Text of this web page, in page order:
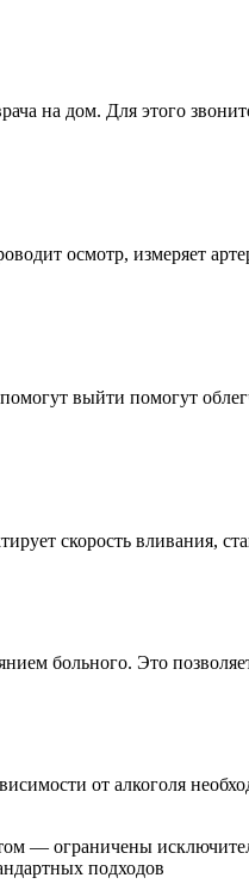
на дом. Для этого
осмотр, измеряет
выйти помогут
скорость вливания,
больного. Это
от алкоголя
— ограничены
подходов